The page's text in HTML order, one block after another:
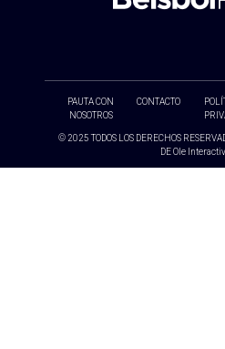
PAUTA CON
NOSOTROS
CONTACTO
© 2025 TODOS LOS DERECHOS
DE Ole